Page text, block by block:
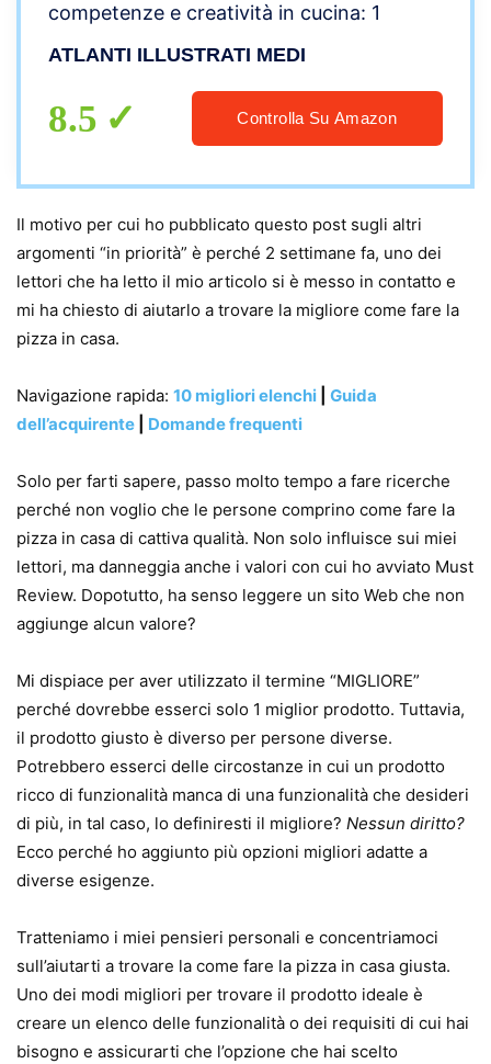
competenze e creatività in cucina: 1
ATLANTI ILLUSTRATI MEDI
8.5 Controlla Su Amazon
Il motivo per cui ho pubblicato questo post sugli altri
argomenti “in priorità” è perché 2 settimane fa, uno dei
lettori che ha letto il mio articolo si è messo in contatto e
mi ha chiesto di aiutarlo a trovare la migliore come fare la
pizza in casa.
Navigazione rapida: 10 migliori elenchi
Guida
dell’acquirente
Domande frequenti
Solo per farti sapere, passo molto tempo a fare ricerche
perché non voglio che le persone comprino come fare la
pizza in casa di cattiva qualità. Non solo influisce sui miei
lettori, ma danneggia anche i valori con cui ho avviato Must
Review. Dopotutto, ha senso leggere un sito Web che non
aggiunge alcun valore?
Mi dispiace per aver utilizzato il termine “MIGLIORE”
perché dovrebbe esserci solo 1 miglior prodotto. Tuttavia,
il prodotto giusto è diverso per persone diverse.
Potrebbero esserci delle circostanze in cui un prodotto
ricco di funzionalità manca di una funzionalità che desideri
di più, in tal caso, lo definiresti il ​​migliore? Nessun diritto?
Ecco perché ho aggiunto più opzioni migliori adatte a
diverse esigenze.
Tratteniamo i miei pensieri personali e concentriamoci
sull’aiutarti a trovare la come fare la pizza in casa giusta.
Uno dei modi migliori per trovare il prodotto ideale è
creare un elenco delle funzionalità o dei requisiti di cui hai
bisogno e assicurarti che l’opzione che hai scelto